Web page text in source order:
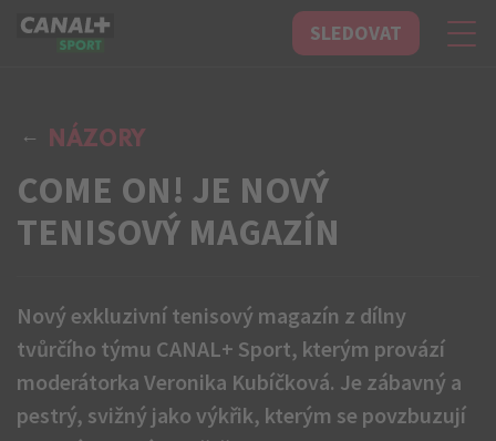
CANAL+ Sport SLEDOVAT
NÁZORY
COME ON! JE NOVÝ
TENISOVÝ MAGAZÍN
Nový exkluzivní tenisový magazín z dílny
tvůrčího týmu CANAL+ Sport, kterým provází
moderátorka Veronika Kubíčková. Je zábavný a
pestrý, svižný jako výkřik, kterým se povzbuzují